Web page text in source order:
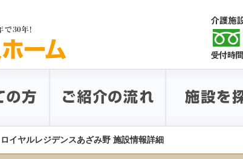
ロイヤルレジデンスあざみ野 施設情報詳細